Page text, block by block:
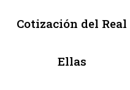
Cotización del Real
Ellas